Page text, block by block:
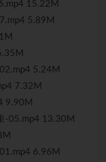
15.22M
5.89M
5.24M
7.32M
9.90M
-05.mp4 13.30M
6.96M